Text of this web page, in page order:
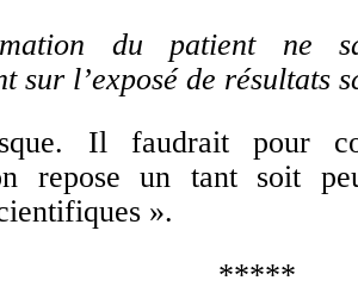
du patient ne
sur l’exposé de résultats
Il faudrait pour
repose un tant soit
».
*****